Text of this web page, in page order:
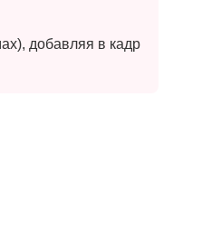
добавляя в кадр